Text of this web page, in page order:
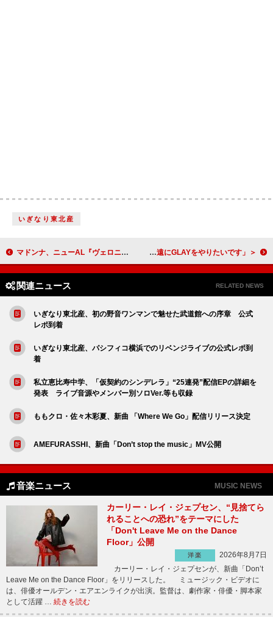
いぎなり東北産
マドンナ、ニューAL『ヴェロニカ・エレクトロニカ』は自分の“オルター・エゴ”と説明「もうひとりの私を紹介します」 ＜ライブレポート＞GLAYが迎えた30周年イヤーのグランドフィナーレ「永遠にGLAYをやりたいです」
関連ニュース RELATED NEWS
いぎなり東北産、初の野音ワンマンで魅せた武道館への序章 公式
レポ到着
いぎなり東北産、パシフィコ横浜でのリベンジライブの公式レポ到
着
私立恵比寿中学、「仮契約のシンデレラ」“25連発”配信EPの詳細を
発表 ライブ音源やメンバー別ソロVer.等も収録
ももクロ・佐々木彩夏、新曲 「Where We Go」配信リリース決定
AMEFURASSHI、新曲「Don’t stop the music」MV公開
音楽ニュース MUSIC NEWS
カーリー・レイ・ジェプセン、“見捨てら
れることへの恐れ”をテーマにした
「Don't Leave Me on the Dance
Floor」公開
洋楽
2026年8月7日
カーリー・レイ・ジェプセンが、新曲「Don’t
Leave Me on the Dance Floor」をリリースした。 ミュージック・ビデオに
は、俳優オールデン・エアエンライクが出演。監督は、劇作家・俳優・脚本家
として活躍 … 続きを読む